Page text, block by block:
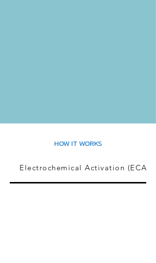
HOW IT WORKS
Electrochemical Activation (ECA)